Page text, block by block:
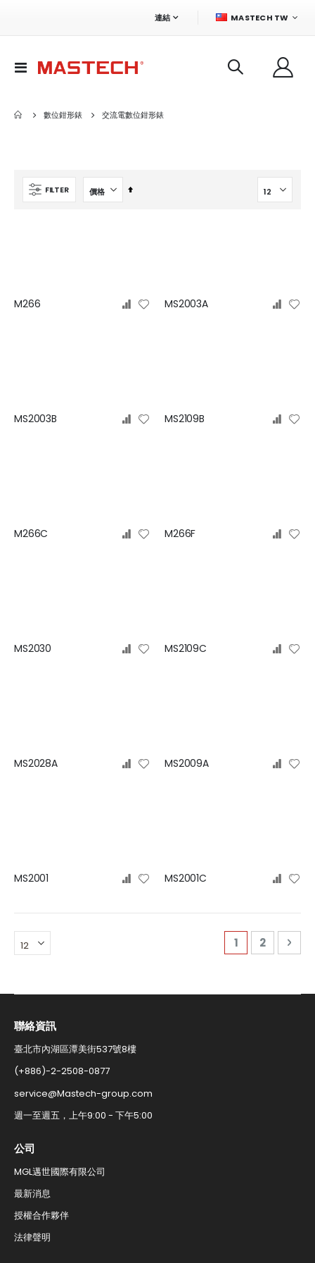
連結
語
MASTECH TW
切
數位鉗形錶 交流電數位鉗形錶
FILTER
設
M266 MS2003A
MS2003B MS2109B
M266C M266F
MS2030 MS2109C
MS2028A MS2009A
MS2001 MS2001C
面
您目前正在瀏覽
1 頁面
2 頁面
下一
聯絡資訊​
臺北市內湖區潭美街537號8樓
(+886)-2-2508-0877​
service@Mastech-group.com​
週一至週五，上午9:00 - 下午5:00​
公司
MGL邁世國際有限公司
最新消息
授權合作夥伴
法律聲明